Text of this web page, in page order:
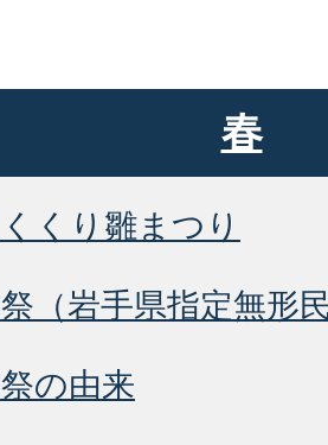
春
くり雛まつり
（岩手県指定無形
の由来